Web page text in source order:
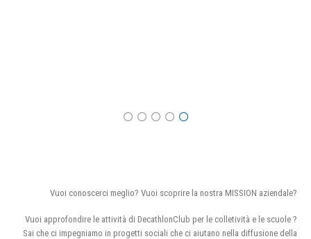
Vuoi conoscerci meglio? Vuoi scoprire la nostra MISSION aziendale?
Vuoi approfondire le attività di DecathlonClub per le colletività e le scuole ?
Sai che ci impegniamo in progetti sociali che ci aiutano nella diffusione della